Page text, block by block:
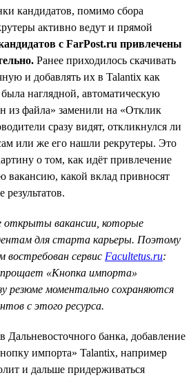
кандидатов, помимо сбора
активно ведут и прямой
с FarPost.ru привлечены
Ранее приходилось скачивать
и добавлять их в Talantix как
наглядной, автоматическую
из файла» заменили на «Отклик
сразу видят, откликнулся ли
или же его нашли рекрутеры. Это
о том, как идёт привлечение
вакансию, какой вклад привносят
открыты вакансии, которые
для старта карьеры. Поэтому
востребован сервис Facultetus.ru:
«Кнопка импорта»
резюме моментально сохраняются
с этого ресурса.
Дальневосточного банка, добавление
импорта» Talantix, например
и дальше придерживаться